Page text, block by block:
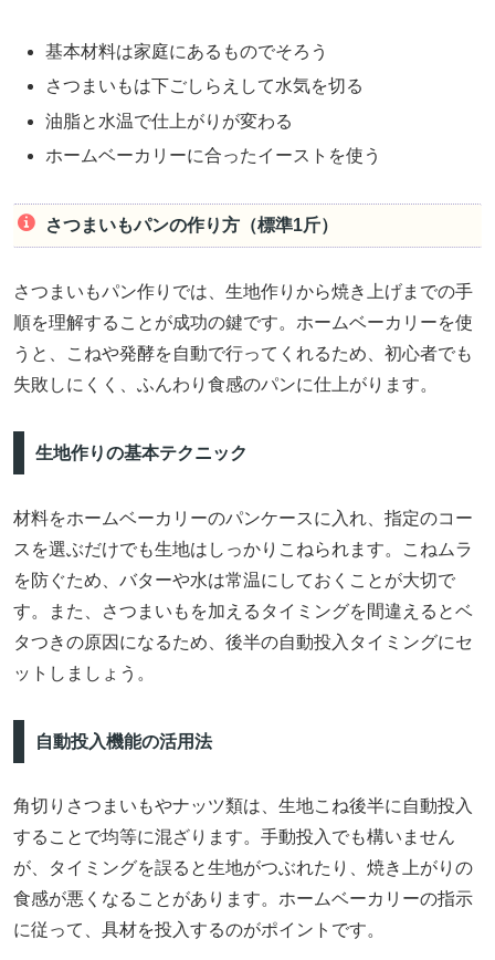
基本材料は家庭にあるものでそろう
さつまいもは下ごしらえして水気を切る
油脂と水温で仕上がりが変わる
ホームベーカリーに合ったイーストを使う
さつまいもパンの作り方（標準1斤）
さつまいもパン作りでは、生地作りから焼き上げまでの手
順を理解することが成功の鍵です。ホームベーカリーを使
うと、こねや発酵を自動で行ってくれるため、初心者でも
失敗しにくく、ふんわり食感のパンに仕上がります。
生地作りの基本テクニック
材料をホームベーカリーのパンケースに入れ、指定のコー
スを選ぶだけでも生地はしっかりこねられます。こねムラ
を防ぐため、バターや水は常温にしておくことが大切で
す。また、さつまいもを加えるタイミングを間違えるとベ
タつきの原因になるため、後半の自動投入タイミングにセ
ットしましょう。
自動投入機能の活用法
角切りさつまいもやナッツ類は、生地こね後半に自動投入
することで均等に混ざります。手動投入でも構いません
が、タイミングを誤ると生地がつぶれたり、焼き上がりの
食感が悪くなることがあります。ホームベーカリーの指示
に従って、具材を投入するのがポイントです。